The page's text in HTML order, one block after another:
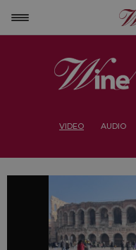
VIDEO AUDIO